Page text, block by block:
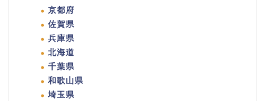
京都府
佐賀県
兵庫県
北海道
千葉県
和歌山県
埼玉県